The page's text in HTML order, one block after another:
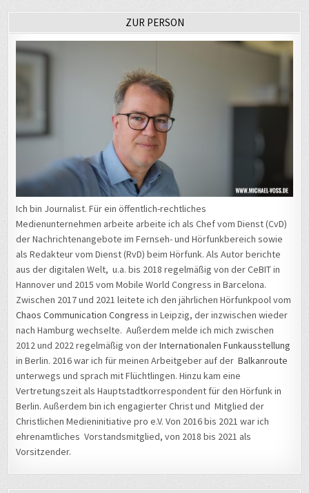
ZUR PERSON
Ich bin Journalist. Für ein öffentlich-rechtliches
Medienunternehmen arbeite arbeite ich als Chef vom Dienst (CvD)
der Nachrichtenangebote im Fernseh- und Hörfunkbereich sowie
als Redakteur vom Dienst (RvD) beim Hörfunk. Als Autor berichte
aus der digitalen Welt, u.a. bis 2018 regelmäßig von der CeBIT in
Hannover und 2015 vom Mobile World Congress in Barcelona.
Zwischen 2017 und 2021 leitete ich den jährlichen Hörfunkpool vom
Chaos Communication Congress in Leipzig, der inzwischen wieder
nach Hamburg wechselte. Außerdem melde ich mich zwischen
2012 und 2022 regelmäßig von derInternationalen Funkausstellung
in Berlin. 2016 war ich für meinen Arbeitgeber auf derBalkanroute
unterwegs und sprach mit Flüchtlingen. Hinzu kam eine
Vertretungszeit als Hauptstadtkorrespondent für den Hörfunk in
Berlin. Außerdem bin ich engagierter Christ und Mitglied der
Christlichen Medieninitiative pro e.V. Von 2016 bis 2021 war ich
ehrenamtliches Vorstandsmitglied, von 2018 bis 2021 als
Vorsitzender.